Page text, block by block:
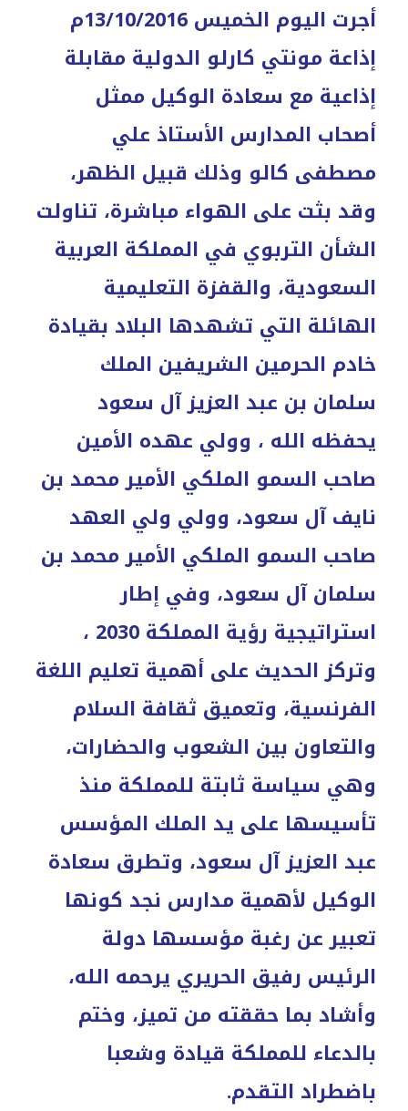
أجرت اليوم الخميس 13/10/2016م
إذاعة مونتي كارلو الدولية مقابلة
إذاعية مع سعادة الوكيل ممثل
أصحاب المدارس الأستاذ علي
مصطفى كالو وذلك قبيل الظهر،
وقد بثت على الهواء مباشرة، تناولت
الشأن التربوي في المملكة العربية
السعودية، والقفزة التعليمية
الهائلة التي تشهدها البلاد بقيادة
خادم الحرمين الشريفين الملك
سلمان بن عبد العزيز آل سعود
يحفظه الله ، وولي عهده الأمين
صاحب السمو الملكي الأمير محمد بن
نايف آل سعود، وولي ولي العهد
صاحب السمو الملكي الأمير محمد بن
سلمان آل سعود، وفي إطار
استراتيجية رؤية المملكة 2030 ،
وتركز الحديث على أهمية تعليم اللغة
الفرنسية، وتعميق ثقافة السلام
والتعاون بين الشعوب والحضارات،
وهي سياسة ثابتة للمملكة منذ
تأسيسها على يد الملك المؤسس
عبد العزيز آل سعود، وتطرق سعادة
الوكيل لأهمية مدارس نجد كونها
تعبير عن رغبة مؤسسها دولة
الرئيس رفيق الحريري يرحمه الله،
وأشاد بما حققته من تميز، وختم
بالدعاء للمملكة قيادة وشعبا
باضطراد التقدم.